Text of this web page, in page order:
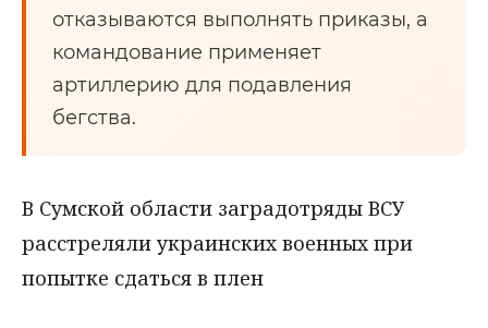
отказываются выполнять приказы, а
командование применяет
артиллерию для подавления
бегства.
В Сумской области заградотряды ВСУ
расстреляли украинских военных при
попытке сдаться в плен